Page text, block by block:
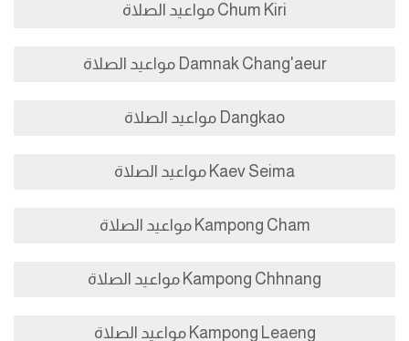
Chum Kiri مواعيد الصلاة
Damnak Chang'aeur مواعيد الصلاة
Dangkao مواعيد الصلاة
Kaev Seima مواعيد الصلاة
Kampong Cham مواعيد الصلاة
Kampong Chhnang مواعيد الصلاة
Kampong Leaeng مواعيد الصلاة